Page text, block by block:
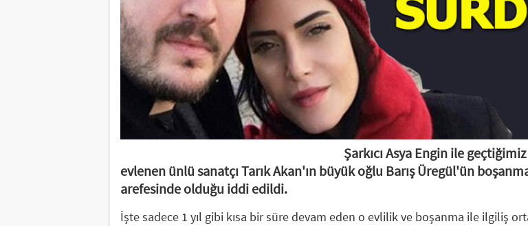
15:13 : TGC 2026 Sedat Simavi
13:36 : Tasarım, teknoloji ve
: TİBET MAKİNA'YA AS9100
12:23: Ünlü tasarımcı Ross
12:07: Saç bakımında
11:34: PASHA Bank aktiflerini
: VARTA, Merrell İstanbul
Şarkıcı Asya Engin ile geçtiğimiz
evlenen ünlü sanatçı Tarık Akan'ın büyük oğlu Barış Üregül'ün
arefesinde olduğu iddi edildi.
İşte sadece 1 yıl gibi kısa bir süre devam eden o evlilik ve boşanma ile ilgiliş